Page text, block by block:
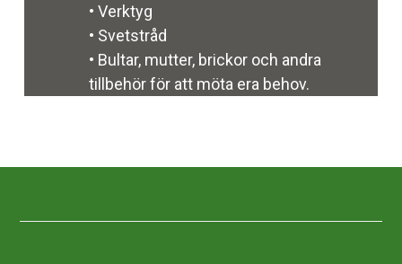
• Verktyg
• Svetstråd
• Bultar, mutter, brickor och andra
tillbehör för att möta era behov.